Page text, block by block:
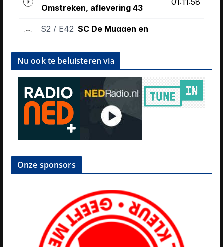
Nu ook te beluisteren via
Onze sponsors